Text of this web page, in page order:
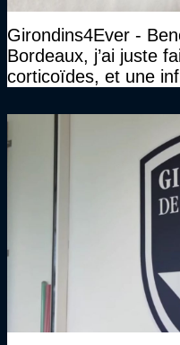
Girondins4Ever -
Bordeaux, j’ai juste
corticoïdes, et une